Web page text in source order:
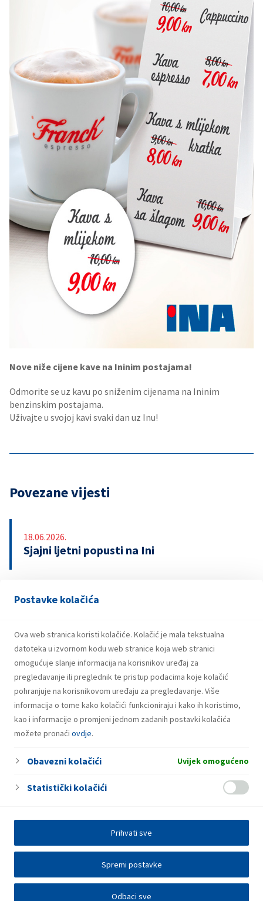
Postavke kolačića
Ova web stranica koristi kolačiće. Kolačić je mala tekstualna
datoteka u izvornom kodu web stranice koja web stranici
omogućuje slanje informacija na korisnikov uređaj za
pregledavanje ili preglednik te pristup podacima koje kolačić
pohranjuje na korisnikovom uređaju za pregledavanje. Više
informacija o tome kako kolačići funkcioniraju i kako ih koristimo,
kao i informacije o promjeni jednom zadanih postavki kolačića
možete pronaći ovdje.
Obavezni kolačići Uvijek omogućeno
Statistički kolačići
Odbaci sve
Spremi postavke
Prihvati sve
Nove niže cijene kave na Ininim postajama!
Odmorite se uz kavu po sniženim cijenama na Ininim
benzinskim postajama.
Uživajte u svojoj kavi svaki dan uz Inu!
Povezane vijesti
18.06.2026.
Sjajni ljetni popusti na Ini
13.04.2026.
bonovima za gorivo